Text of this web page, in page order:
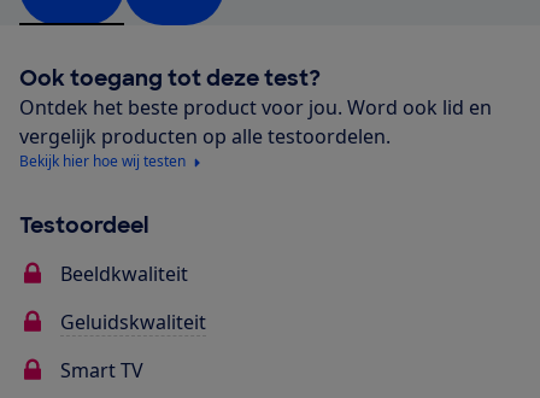
Ook toegang tot deze test?
Ontdek het beste product voor jou. Word ook lid en
vergelijk producten op alle testoordelen.
Bekijk hier hoe wij testen
Testoordeel
Beeldkwaliteit
Geluidskwaliteit
Smart TV